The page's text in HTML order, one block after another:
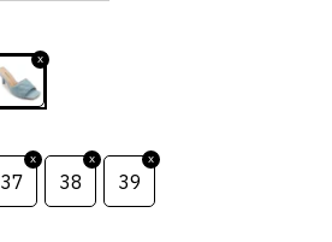
37 38 39